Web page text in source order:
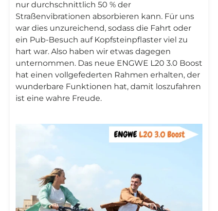
nur durchschnittlich 50 % der
Straßenvibrationen absorbieren kann. Für uns
war dies unzureichend, sodass die Fahrt oder
ein Pub-Besuch auf Kopfsteinpflaster viel zu
hart war. Also haben wir etwas dagegen
unternommen. Das neue ENGWE L20 3.0 Boost
hat einen vollgefederten Rahmen erhalten, der
wunderbare Funktionen hat, damit loszufahren
ist eine wahre Freude.